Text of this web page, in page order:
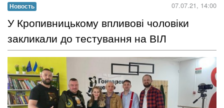
Новость 07.07.21, 14:00
​У Кропивницькому впливові чоловіки
закликали до тестування на ВІЛ